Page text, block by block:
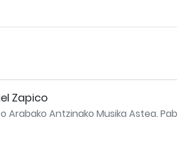
Zapico
Arabako Antzinako Musika Astea.